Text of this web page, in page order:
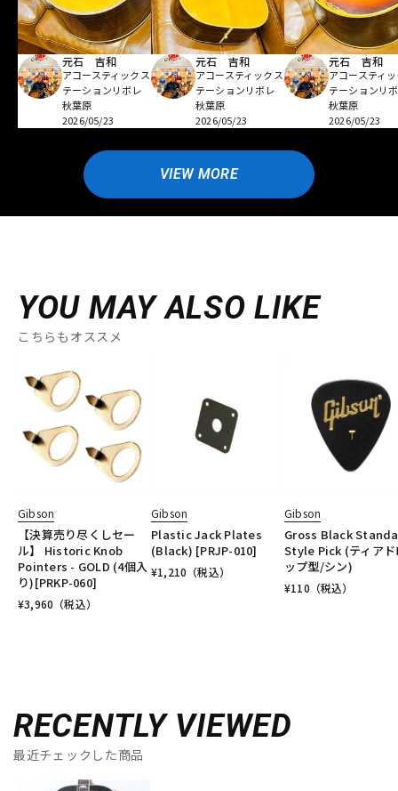
元石 吉和
アコースティックス
テーションリボレ
秋葉原
2026/05/23
元石 吉和
アコースティックス
テーションリボレ
秋葉原
2026/05/23
元石 吉和
アコースティ
テーションリ
秋葉原
2026/05/23
VIEW MORE
YOU MAY ALSO LIKE
こちらもオススメ
Gibson
【決算売り尽くしセー
ル】 Historic Knob
Pointers - GOLD (4個入
り)[PRKP-060]
¥3,960 （税込）
Gibson
Plastic Jack Plates
(Black) [PRJP-010]
¥1,210 （税込）
Gibson
Gross Black
Style Pick (ティアド
ップ型/シン)
¥110 （税込）
RECENTLY VIEWED
最近チェックした商品